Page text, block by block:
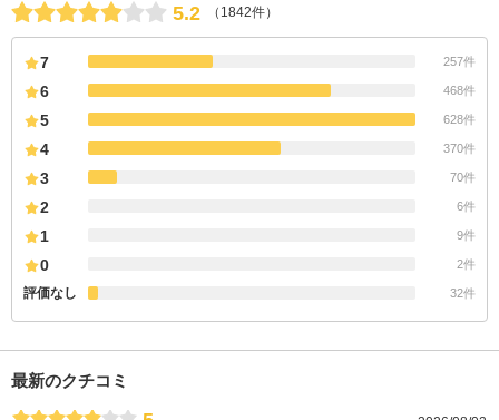
5.2 （1842件）
7 257件
6 468件
5 628件
4 370件
3 70件
2 6件
1 9件
0 2件
評価なし 32件
最新のクチコミ